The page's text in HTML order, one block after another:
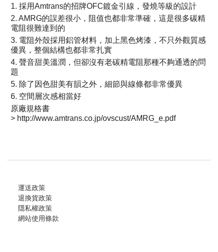
1. 採用Amtrans的招牌OFC鍍金引線，發燒等級的設計
2. AMRG的誤差很小，阻值也都非常準確，這是很多碳精
電阻很難達到的
3. 電阻外殼採用鋁管材料，加上黑色烤漆，不只外觀質感
優異，整個結構也都非常扎實
4. 聲音甜美溫潤，但卻沒有老碳精電阻那種不夠通透的問
題
5. 除了因色甜美有韻之外，細節與線條都非常優異
6. 空間層次感相當好
原廠規格書
> http://www.amtrans.co.jp/ovscust/AMRG_e.pdf
運送政策
退換貨政策
隱私權政策
網站使用條款